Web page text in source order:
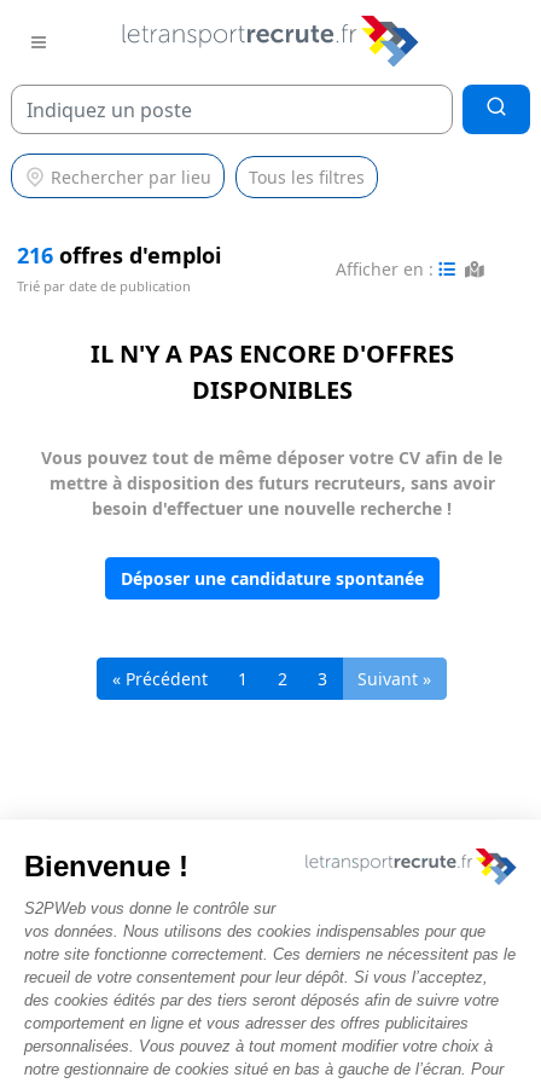
Rechercher par lieu Tous les filtres
216 offres d'emploi
Trié par date de publication
Afficher en :
IL N'Y A PAS ENCORE D'OFFRES
DISPONIBLES
Vous pouvez tout de même déposer votre CV afin de le
mettre à disposition des futurs recruteurs, sans avoir
besoin d'effectuer une nouvelle recherche !
Déposer une candidature spontanée
« Précédent 1 2 3 Suivant »
Nous contacter
Rechercher des offres
Faîtes-vous chasser ! Déposez votre CV
Actualités et évènements